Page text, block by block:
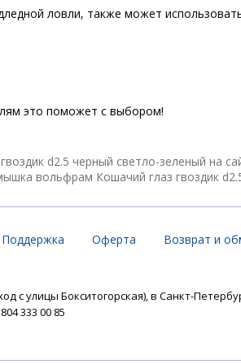
ловли, также может
это поможет с выбором!
d2.5 черный светло-зеленый на
вольфрам Кошачий глаз гвоздик
Поддержка Оферта Возврат и
с улицы Бокситогорская), в Санкт-
333 00 85